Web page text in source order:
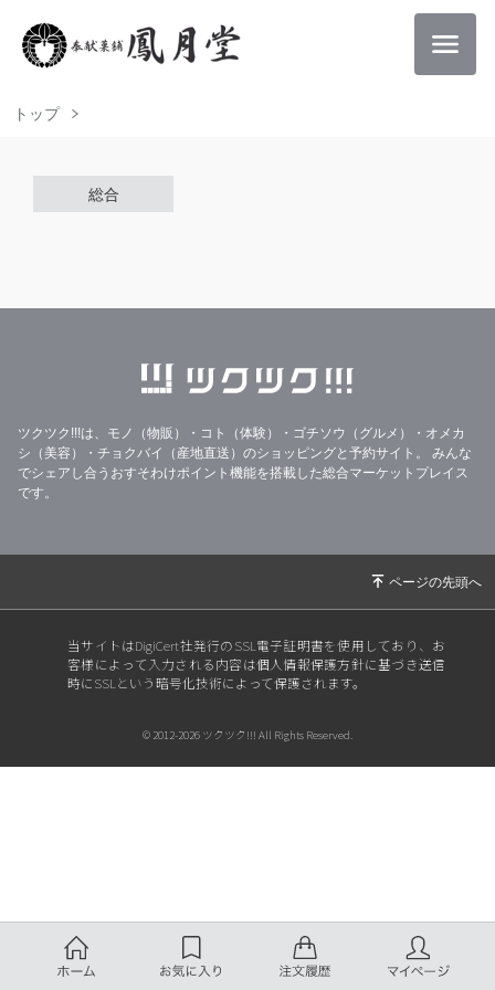
トップ
総合
ツクツク!!!は、モノ（物販）・コト（体験）・ゴチソウ（グルメ）・オメカ
シ（美容）・チョクバイ（産地直送）のショッピングと予約サイト。
みんな
でシェアし合うおすそわけポイント機能を搭載した総合マーケットプレイス
です。
当サイトはDigiCert社発行のSSL電子証明書を使用しており、お
客様によって入力される内容は個人情報保護方針に基づき送信
時にSSLという暗号化技術によって保護されます。
© 2012-2026 ツクツク!!! All Rights Reserved.